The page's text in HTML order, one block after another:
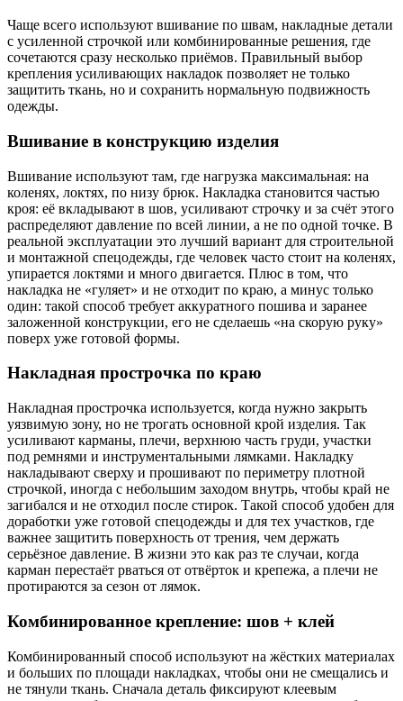
Чаще всего используют вшивание по швам, накладные детали
с усиленной строчкой или комбинированные решения, где
сочетаются сразу несколько приёмов. Правильный выбор
крепления усиливающих накладок позволяет не только
защитить ткань, но и сохранить нормальную подвижность
одежды.
Вшивание в конструкцию изделия
Вшивание используют там, где нагрузка максимальная: на
коленях, локтях, по низу брюк. Накладка становится частью
кроя: её вкладывают в шов, усиливают строчку и за счёт этого
распределяют давление по всей линии, а не по одной точке. В
реальной эксплуатации это лучший вариант для строительной
и монтажной спецодежды, где человек часто стоит на коленях,
упирается локтями и много двигается. Плюс в том, что
накладка не «гуляет» и не отходит по краю, а минус только
один: такой способ требует аккуратного пошива и заранее
заложенной конструкции, его не сделаешь «на скорую руку»
поверх уже готовой формы.
Накладная прострочка по краю
Накладная прострочка используется, когда нужно закрыть
уязвимую зону, но не трогать основной крой изделия. Так
усиливают карманы, плечи, верхнюю часть груди, участки
под ремнями и инструментальными лямками. Накладку
накладывают сверху и прошивают по периметру плотной
строчкой, иногда с небольшим заходом внутрь, чтобы край не
загибался и не отходил после стирок. Такой способ удобен для
доработки уже готовой спецодежды и для тех участков, где
важнее защитить поверхность от трения, чем держать
серьёзное давление. В жизни это как раз те случаи, когда
карман перестаёт рваться от отвёрток и крепежа, а плечи не
протираются за сезон от лямок.
Комбинированное крепление: шов + клей
Комбинированный способ используют на жёстких материалах
и больших по площади накладках, чтобы они не смещались и
не тянули ткань. Сначала деталь фиксируют клеевым